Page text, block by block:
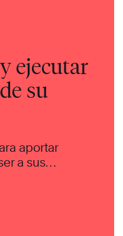
ejecutar
su
aportar
a sus